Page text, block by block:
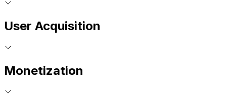
User Acquisition
Monetization